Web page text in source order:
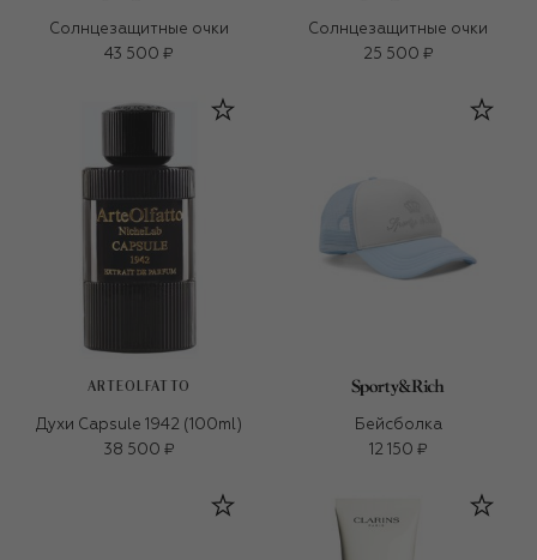
Солнцезащитные очки
43 500 ₽
Солнцезащитные очки
25 500 ₽
ARTEOLFATTO
Духи Capsule 1942 (100ml)
38 500 ₽
Бейсболка
12 150 ₽